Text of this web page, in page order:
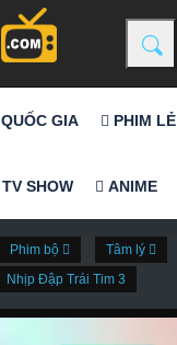
QUỐC GIA PHIM LẺ
TV SHOW ANIME
Phim bộ Tâm lý
Nhịp Đập Trái Tim 3